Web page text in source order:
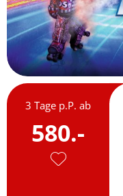
3 Tage p.P. ab
580.-